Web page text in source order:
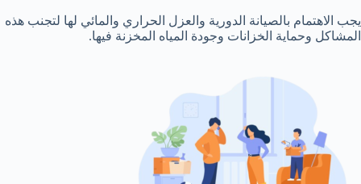
يجب الاهتمام بالصيانة الدورية والعزل الحراري والمائي لها لتجنب هذه
المشاكل وحماية الخزانات وجودة المياه المخزنة فيها.